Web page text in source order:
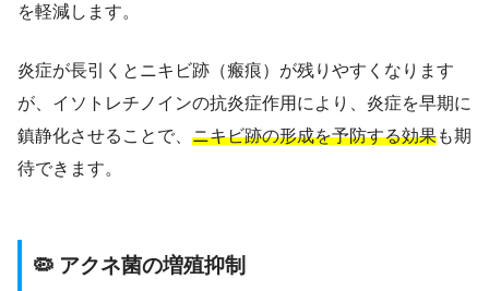
を軽減します。
炎症が長引くとニキビ跡（瘢痕）が残りやすくなります
が、イソトレチノインの抗炎症作用により、炎症を早期に
鎮静化させることで、 ニキビ跡の形成を予防する効果も期
待できます。
🦠 アクネ菌の増殖抑制